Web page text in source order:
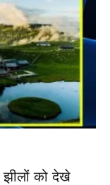
को देखे